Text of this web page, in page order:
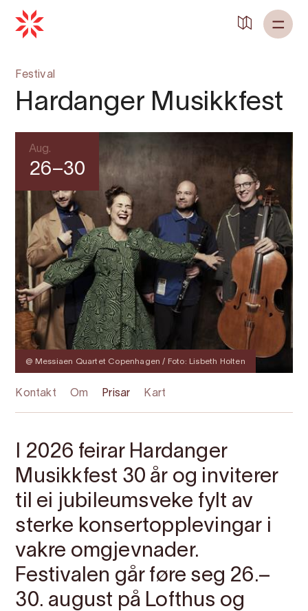
Festival
Hardanger Musikkfest
@ Messiaen Quartet Copenhagen / Foto: Lisbeth Holten
Aug.
26–30
Kontakt Om Prisar Kart
I 2026 feirar Hardanger
Musikkfest 30 år og inviterer
til ei jubileumsveke fylt av
sterke konsertopplevingar i
vakre omgjevnader.
Festivalen går føre seg 26.–
30. august på Lofthus og